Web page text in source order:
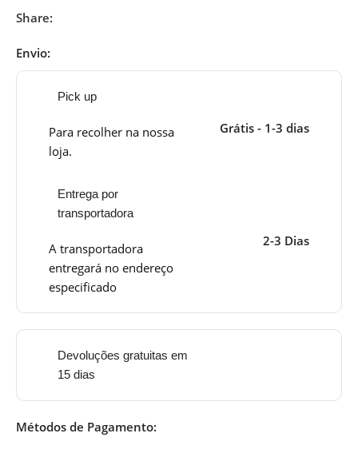
Share:
Envio:
Pick up
Para recolher na nossa
loja.
Grátis - 1-3 dias
Entrega por
transportadora
A transportadora
entregará no endereço
especificado
2-3 Dias
Devoluções gratuitas em
15 dias
Métodos de Pagamento: